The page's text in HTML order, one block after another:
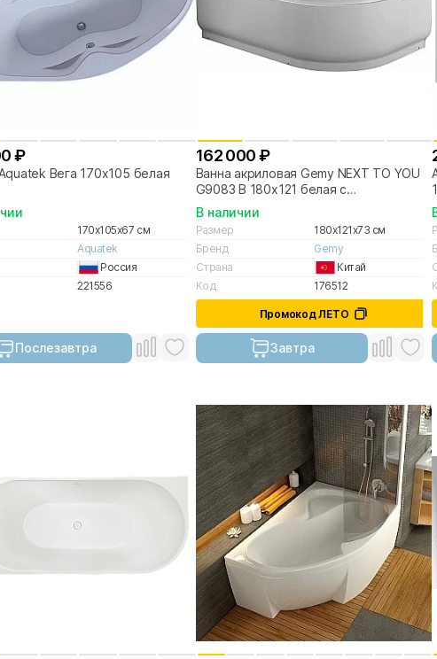
₽
Вега 170х105 белая
170x105x67 см
Aquatek
Россия
221556
Послезавтра
162 000 ₽
Ванна акриловая Gemy NEXT TO YOU
G9083 B 180х121 белая с
гидромассажем
В наличии
Размер
180x121x73 см
Бренд
Gemy
Страна
Китай
Код
176512
Промокод ЛЕТО
Завтра